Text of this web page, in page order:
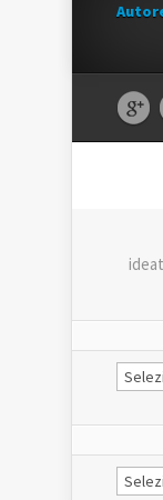
Le
Notizie
Notizie
per